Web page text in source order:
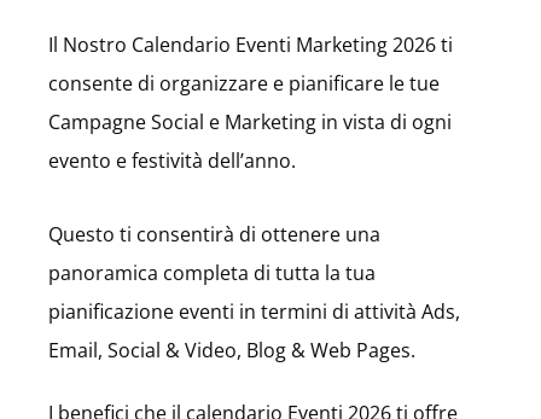
Il Nostro Calendario Eventi Marketing 2026 ti
consente di organizzare e pianificare le tue
Campagne Social e Marketing in vista di ogni
evento e festività dell’anno.
Questo ti consentirà di ottenere una
panoramica completa di tutta la tua
pianificazione eventi in termini di attività Ads,
Email, Social & Video, Blog & Web Pages.
I benefici che il calendario Eventi 2026 ti offre